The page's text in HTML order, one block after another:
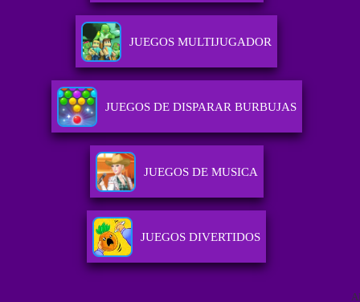
JUEGOS MULTIJUGADOR
JUEGOS DE DISPARAR BURBUJAS
JUEGOS DE MUSICA
JUEGOS DIVERTIDOS